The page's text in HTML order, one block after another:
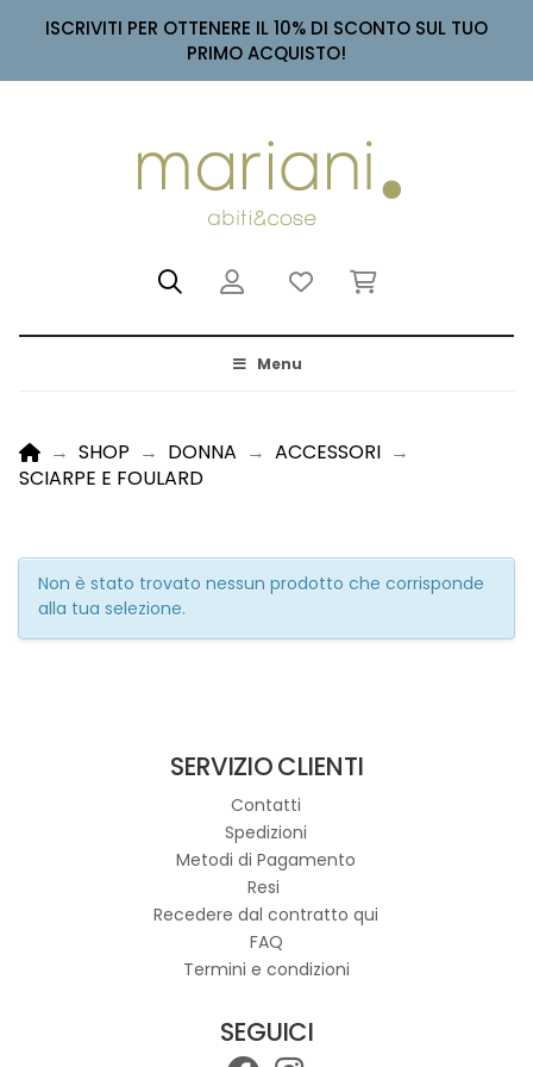
ISCRIVITI PER OTTENERE IL 10% DI SCONTO SUL TUO
PRIMO ACQUISTO!
Menu
HOME
→ SHOP → DONNA → ACCESSORI →
SCIARPE E FOULARD
Non è stato trovato nessun prodotto che corrisponde
alla tua selezione.
SERVIZIO CLIENTI
Contatti
Spedizioni
Metodi di Pagamento
Resi
Recedere dal contratto qui
FAQ
Termini e condizioni
SEGUICI